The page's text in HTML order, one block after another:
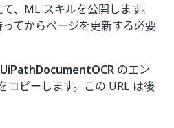
、ML スキルを公開します。
てからページを更新する必要
UiPathDocumentOCR のエン
コピーします。この URL は後